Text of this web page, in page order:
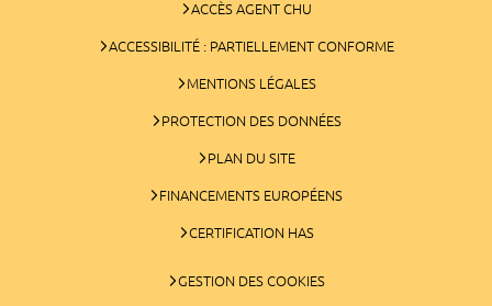
ACCÈS AGENT CHU
ACCESSIBILITÉ : PARTIELLEMENT CONFORME
MENTIONS LÉGALES
PROTECTION DES DONNÉES
PLAN DU SITE
FINANCEMENTS EUROPÉENS
CERTIFICATION HAS
GESTION DES COOKIES